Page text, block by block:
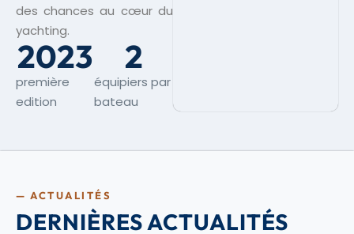
des chances au cœur du
yachting.
2023
première
edition
2
équipiers par
bateau
— ACTUALITÉS
DERNIÈRES ACTUALITÉS